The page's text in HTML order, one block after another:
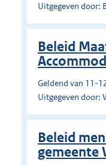
Uitgegeven door:
Beleid
Geldend van 11-
Uitgegeven door:
Beleid
gemeente